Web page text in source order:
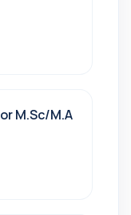
M.Sc/M.A